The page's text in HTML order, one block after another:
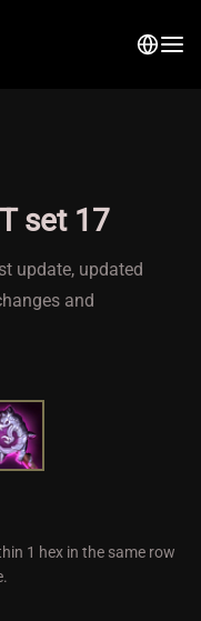
set 17
update, updated
and
1 hex in the same row